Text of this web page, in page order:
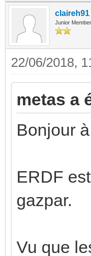
claireh91
Junior Member
22/06/2018,
metas a
Bonjour
ERDF
gazpar.
Vu que